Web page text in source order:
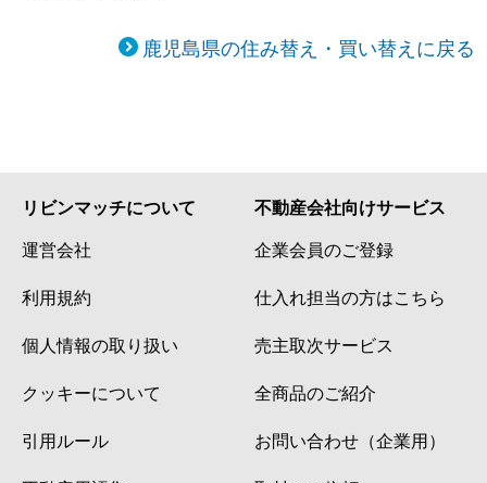
鹿児島県の住み替え・買い替えに戻る
リビンマッチについて
運営会社
利用規約
個人情報の取り扱い
クッキーについて
引用ルール
不動産会社向けサービス
企業会員のご登録
仕入れ担当の方はこちら
売主取次サービス
全商品のご紹介
お問い合わせ（企業用）